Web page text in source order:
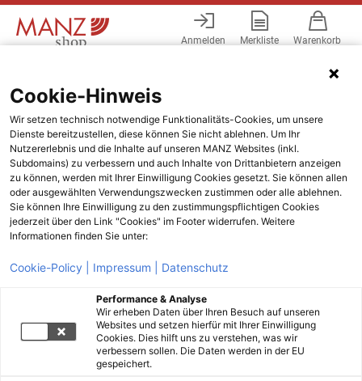
Anmelden Merkliste Warenkorb
Cookie-Hinweis
Wir setzen technisch notwendige Funktionalitäts-Cookies, um unsere
Dienste bereitzustellen, diese können Sie nicht ablehnen. Um Ihr
Nutzererlebnis und die Inhalte auf unseren MANZ Websites (inkl.
Subdomains) zu verbessern und auch Inhalte von Drittanbietern anzeigen
zu können, werden mit Ihrer Einwilligung Cookies gesetzt. Sie können allen
oder ausgewählten Verwendungszwecken zustimmen oder alle ablehnen.
Sie können Ihre Einwilligung zu den zustimmungspflichtigen Cookies
jederzeit über den Link "Cookies" im Footer widerrufen. Weitere
Informationen finden Sie unter:
Cookie-Policy | Impressum | Datenschutz
Performance & Analyse
Wir erheben Daten über Ihren Besuch auf unseren
Websites und setzen hierfür mit Ihrer Einwilligung
Cookies. Dies hilft uns zu verstehen, was wir
verbessern sollen. Die Daten werden in der EU
gespeichert.